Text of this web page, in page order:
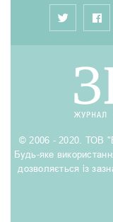
© 2006 - 2020. ТОВ
Будь-яке
дозволяється із